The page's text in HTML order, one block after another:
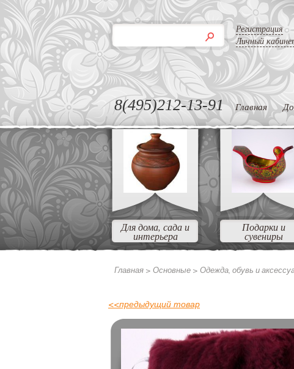
Регистрация
Личный
8(495)212-13-91 Главная
Для дома, сада и
интерьера
Подарки и
сувениры
Главная > Основные > Одежда, обувь и
<<предыдущий товар